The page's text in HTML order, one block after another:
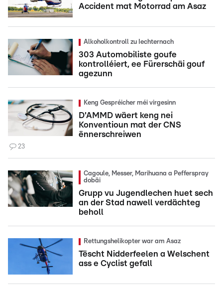
Accident mat Motorrad am Asaz
Alkoholkontroll zu Iechternach
303 Automobiliste goufe
kontrolléiert, ee Fürerschäi gouf
agezunn
Keng Gespréicher méi virgesinn
D'AMMD wäert keng nei
Konventioun mat der CNS
ënnerschreiwen
23
Cagoule, Messer, Marihuana a Pefferspray
dobäi
Grupp vu Jugendlechen huet sech
an der Stad nawell verdächteg
beholl
Rettungshelikopter war am Asaz
Tëscht Nidderfeelen a Welschent
ass e Cyclist gefall